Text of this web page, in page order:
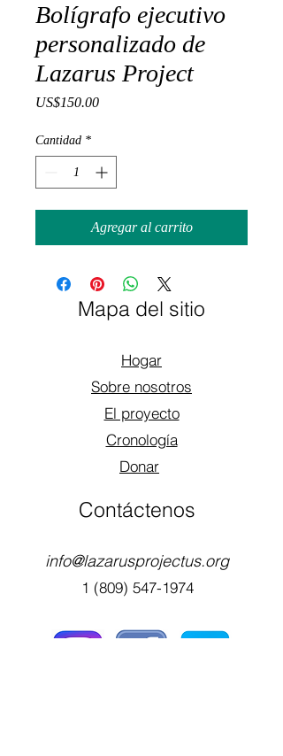
Bolígrafo ejecutivo
personalizado de
Lazarus Project
US$150.00Precio
Cantidad *
Agregar al carrito
Mapa del sitio
Hogar
Sobre nosotros
El proyecto
Cronología
Donar
Contáctenos
info@lazarusprojectus.org
1 (809) 547-1974